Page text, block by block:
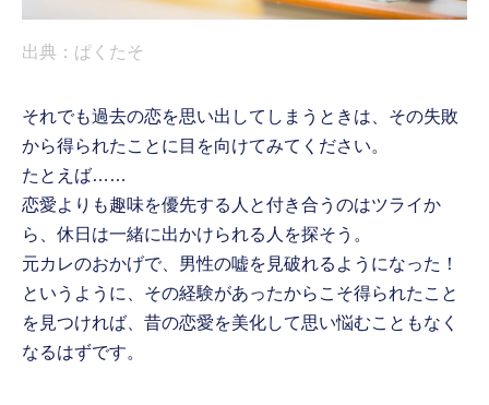
出典：ぱくたそ
それでも過去の恋を思い出してしまうときは、その失敗
から得られたことに目を向けてみてください。
たとえば……
恋愛よりも趣味を優先する人と付き合うのはツライか
ら、休日は一緒に出かけられる人を探そう。
元カレのおかげで、男性の嘘を見破れるようになった！
というように、その経験があったからこそ得られたこと
を見つければ、昔の恋愛を美化して思い悩むこともなく
なるはずです。